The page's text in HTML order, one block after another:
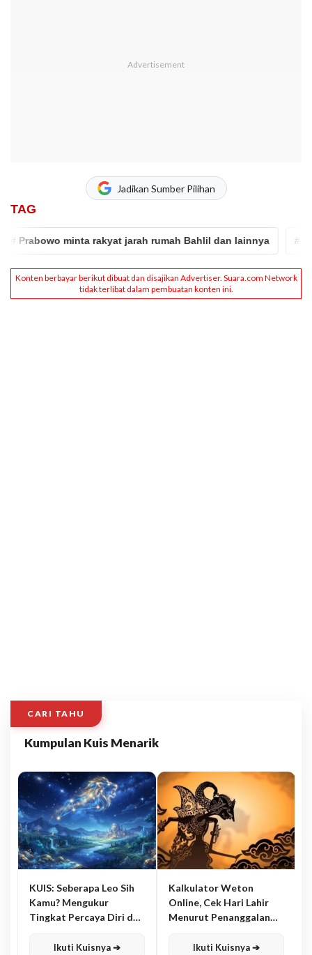
Jadikan Sumber Pilihan
TAG
Prabowo minta rakyat jarah rumah Bahlil dan lainnya # CEK
CARI TAHU
Kumpulan Kuis Menarik
KUIS: Seberapa Leo Sih
Kamu? Mengukur
Tingkat Percaya Diri dan
Ikuti Kuisnya ➔
Kalkulator Weton
Online, Cek Hari Lahir
Menurut Penanggalan
Ikuti Kuisnya ➔